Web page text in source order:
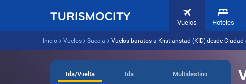
Vuelos Hoteles
Inicio Vuelos Suecia Vuelos baratos a Kristianstad (KID) desde Ciudad
Ida/Vuelta Ida Multidestino